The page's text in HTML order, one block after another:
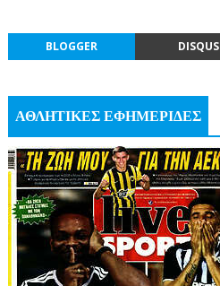
BLOGGER DISQUS
ΑΘΛΗΤΙΚΕΣ ΕΦΗΜΕΡΙΔΕΣ